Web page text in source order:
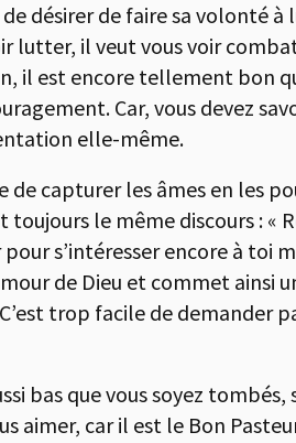
désirer de faire sa volonté
lutter, il veut vous voir
il est encore tellement bon
Car, vous devez
elle-même.
capturer les âmes en les
le même discours : «
s’intéresser encore à toi
de Dieu et commet ainsi
trop facile de demander
bas que vous soyez
aimer, car il est le Bon